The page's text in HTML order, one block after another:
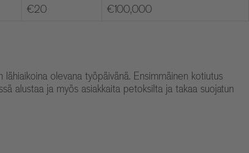
€20 €100,000
olevana työpäivänä. Ensimmäinen kotiutus
alustaa ja myös asiakkaita petoksilta ja takaa suojatun